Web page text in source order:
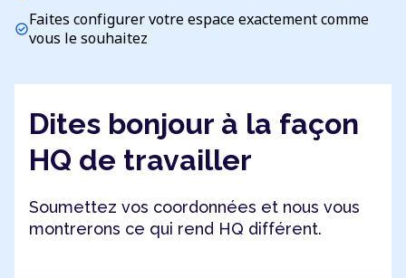
check_circleFaites configurer votre espace exactement comme
vous le souhaitez
Dites bonjour à la façon
HQ de travailler
Soumettez vos coordonnées et nous vous
montrerons ce qui rend HQ différent.